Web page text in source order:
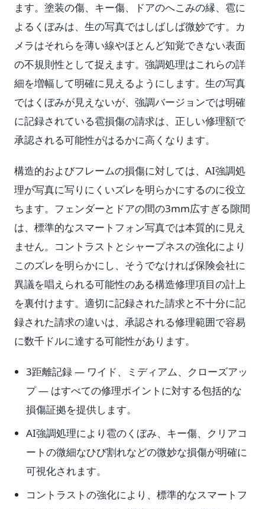
ます。塗装の傷、キー傷、ドアのへこみの縁、雹に
よるくぼみは、生の写真ではしばしば微妙です。カ
メラはそれらを薄い線やほとんど知覚できない表面
の不規則性として捉えます。強調処理はこれらの詳
細を増幅して明確に見えるようにします。生の写真
ではくぼみが見えないが、強調バージョンでは明確
に記録されている雹損傷の請求は、正しい修理額で
承認される可能性がはるかに高くなります。
構造的およびフレームの損傷に対しては、AI強調処
理が写真に写りにくいズレを明らかにするのに役立
ちます。フェンダーとドアの間の3mm広すぎる隙間
は、標準的なスマートフォン写真では本質的に見え
ません。コントラストとシャープネスの強化により
このズレを明らかにし、そうでなければ保険会社に
異議を唱えられる可能性のある構造修理項目の計上
を裏付けます。適切に記録された請求と不十分に記
録された請求の違いは、承認される修理範囲で容易
に数千ドルに達する可能性があります。
3距離記録 — ワイド、ミディアム、クローズアッ
プ — はすべての修理ポイントに対する包括的な
損傷証拠を提供します。
AI強調処理により雹のくぼみ、キー傷、クリアコ
ートの微細なひび割れなどの微妙な損傷が明確に
可視化されます。
コントラストの強化により、標準的なスマートフ